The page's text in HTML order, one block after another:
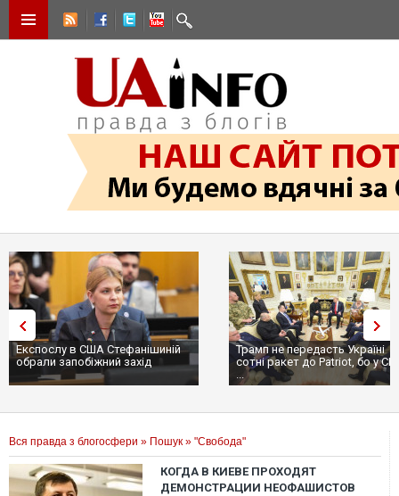
Експослу в США Стефанішиній
обрали запобіжний захід
Трамп не передасть Україні
сотні ракет до Patriot, бо у
...
Вся правда з блогосфери » Пошук » "Свобода"
КОГДА В КИЕВЕ ПРОХОДЯТ
ДЕМОНСТРАЦИИ НЕОФАШИСТОВ